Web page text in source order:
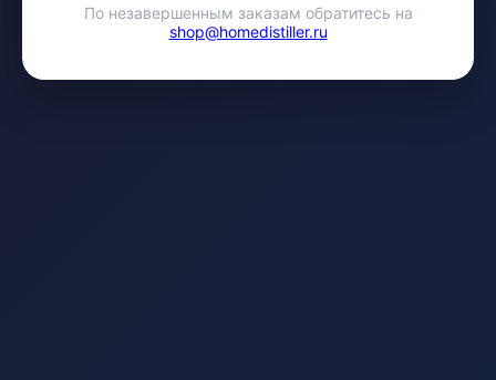
По незавершенным заказам обратитесь на
shop@homedistiller.ru